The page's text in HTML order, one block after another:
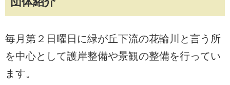
毎月第２日曜日に緑が丘下流の花輪川と言う所
を中心として護岸整備や景観の整備を行ってい
ます。